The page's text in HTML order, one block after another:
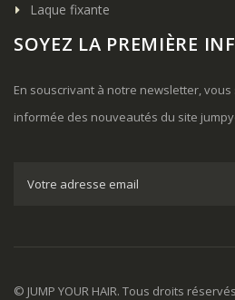
Laque fixante
SOYEZ LA PREMIÈRE
En souscrivant à notre newsletter,
informée des nouveautés du site
© JUMP YOUR HAIR. Tous droits